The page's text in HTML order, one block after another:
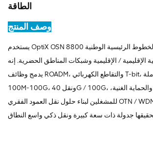
الطاقة
وصف المنتج
يستخدم OptiX OSN 8800 بشكل أساسي في الخطوط الرئيسية الوطنية
الإقليمية / الإقليمية وشبكات المناطق الحضرية. إنه
يدمج وظائف ROADM، والتقاطع الكهربائي T-bit، وجدولة الحبوب الكاملة
100M-100G، ونقل 40G / 100G، ووظائف الإدارة والحماية الغنية،
للمشغلين لبناء حلول نقل العمود الفقري OTN / WDM من طرف إلى